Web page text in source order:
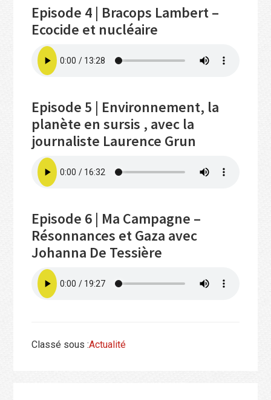
Episode 4 | Bracops Lambert –
Ecocide et nucléaire
Episode 5 | Environnement, la
planète en sursis , avec la
journaliste Laurence Grun
Episode 6 | Ma Campagne –
Résonnances et Gaza avec
Johanna De Tessière
Classé sous :Actualité